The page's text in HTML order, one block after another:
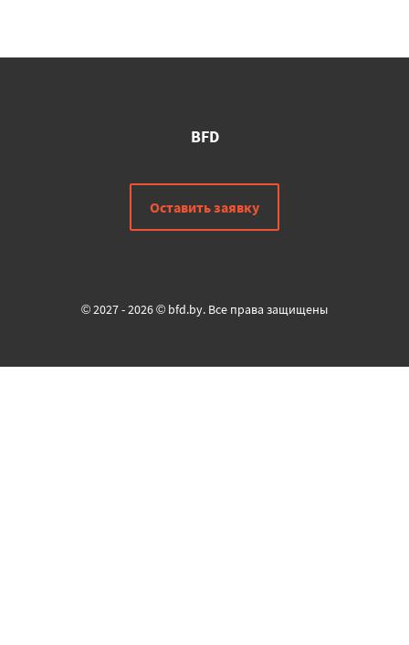
BFD
Оставить заявку
© 2027 - 2026 © bfd.by. Все права защищены